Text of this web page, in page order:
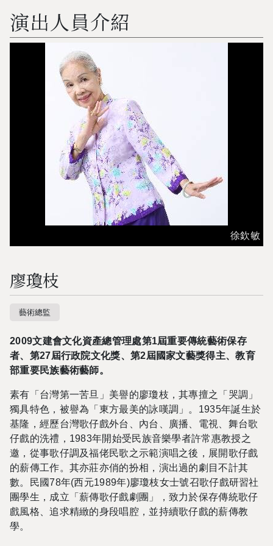
演出人員介紹
徐欽敏
廖瓊枝
藝術總監
2009文建會文化資產總管理處第1屆重要傳統藝術保存
者、第27屆行政院文化獎、第2屆國家文藝獎得主、教育
部重要民族藝術藝師。
素有「台灣第一苦旦」美譽的廖瓊枝，其專擅之「哭調」
獨具特色，被譽為「東方最美的詠嘆調」。 1935年誕生於
基隆，經歷台灣歌仔戲外台、內台、廣播、電視、舞台歌
仔戲的洗禮， 1983年開始受民族音樂學者許常惠教授之
邀，從事歌仔調及福佬民歌之示範演唱之後，展開歌仔戲
的薪傳工作。其亦莊亦俏的扮相，演出過的劇目不計其
數。民國78年(西元1989年)廖瓊枝女士號召歌仔戲研習社
團學生，成立「薪傳歌仔戲劇團」，致力於保存傳統歌仔
戲風格、追求精緻的身段唱腔，並持續歌仔戲的薪傳教
學。